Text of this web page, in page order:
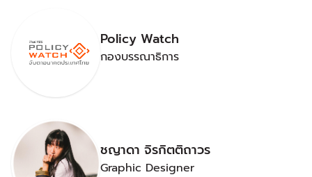
Policy Watch
กองบรรณาธิการ
ชญาดา จิรกิตติถาวร
Graphic Designer